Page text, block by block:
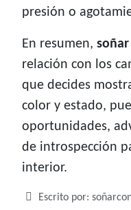
presión o
En resumen,
relación con los
que decides
color y estado,
oportunidades,
de introspección
interior.
Detalles
Escrito por: